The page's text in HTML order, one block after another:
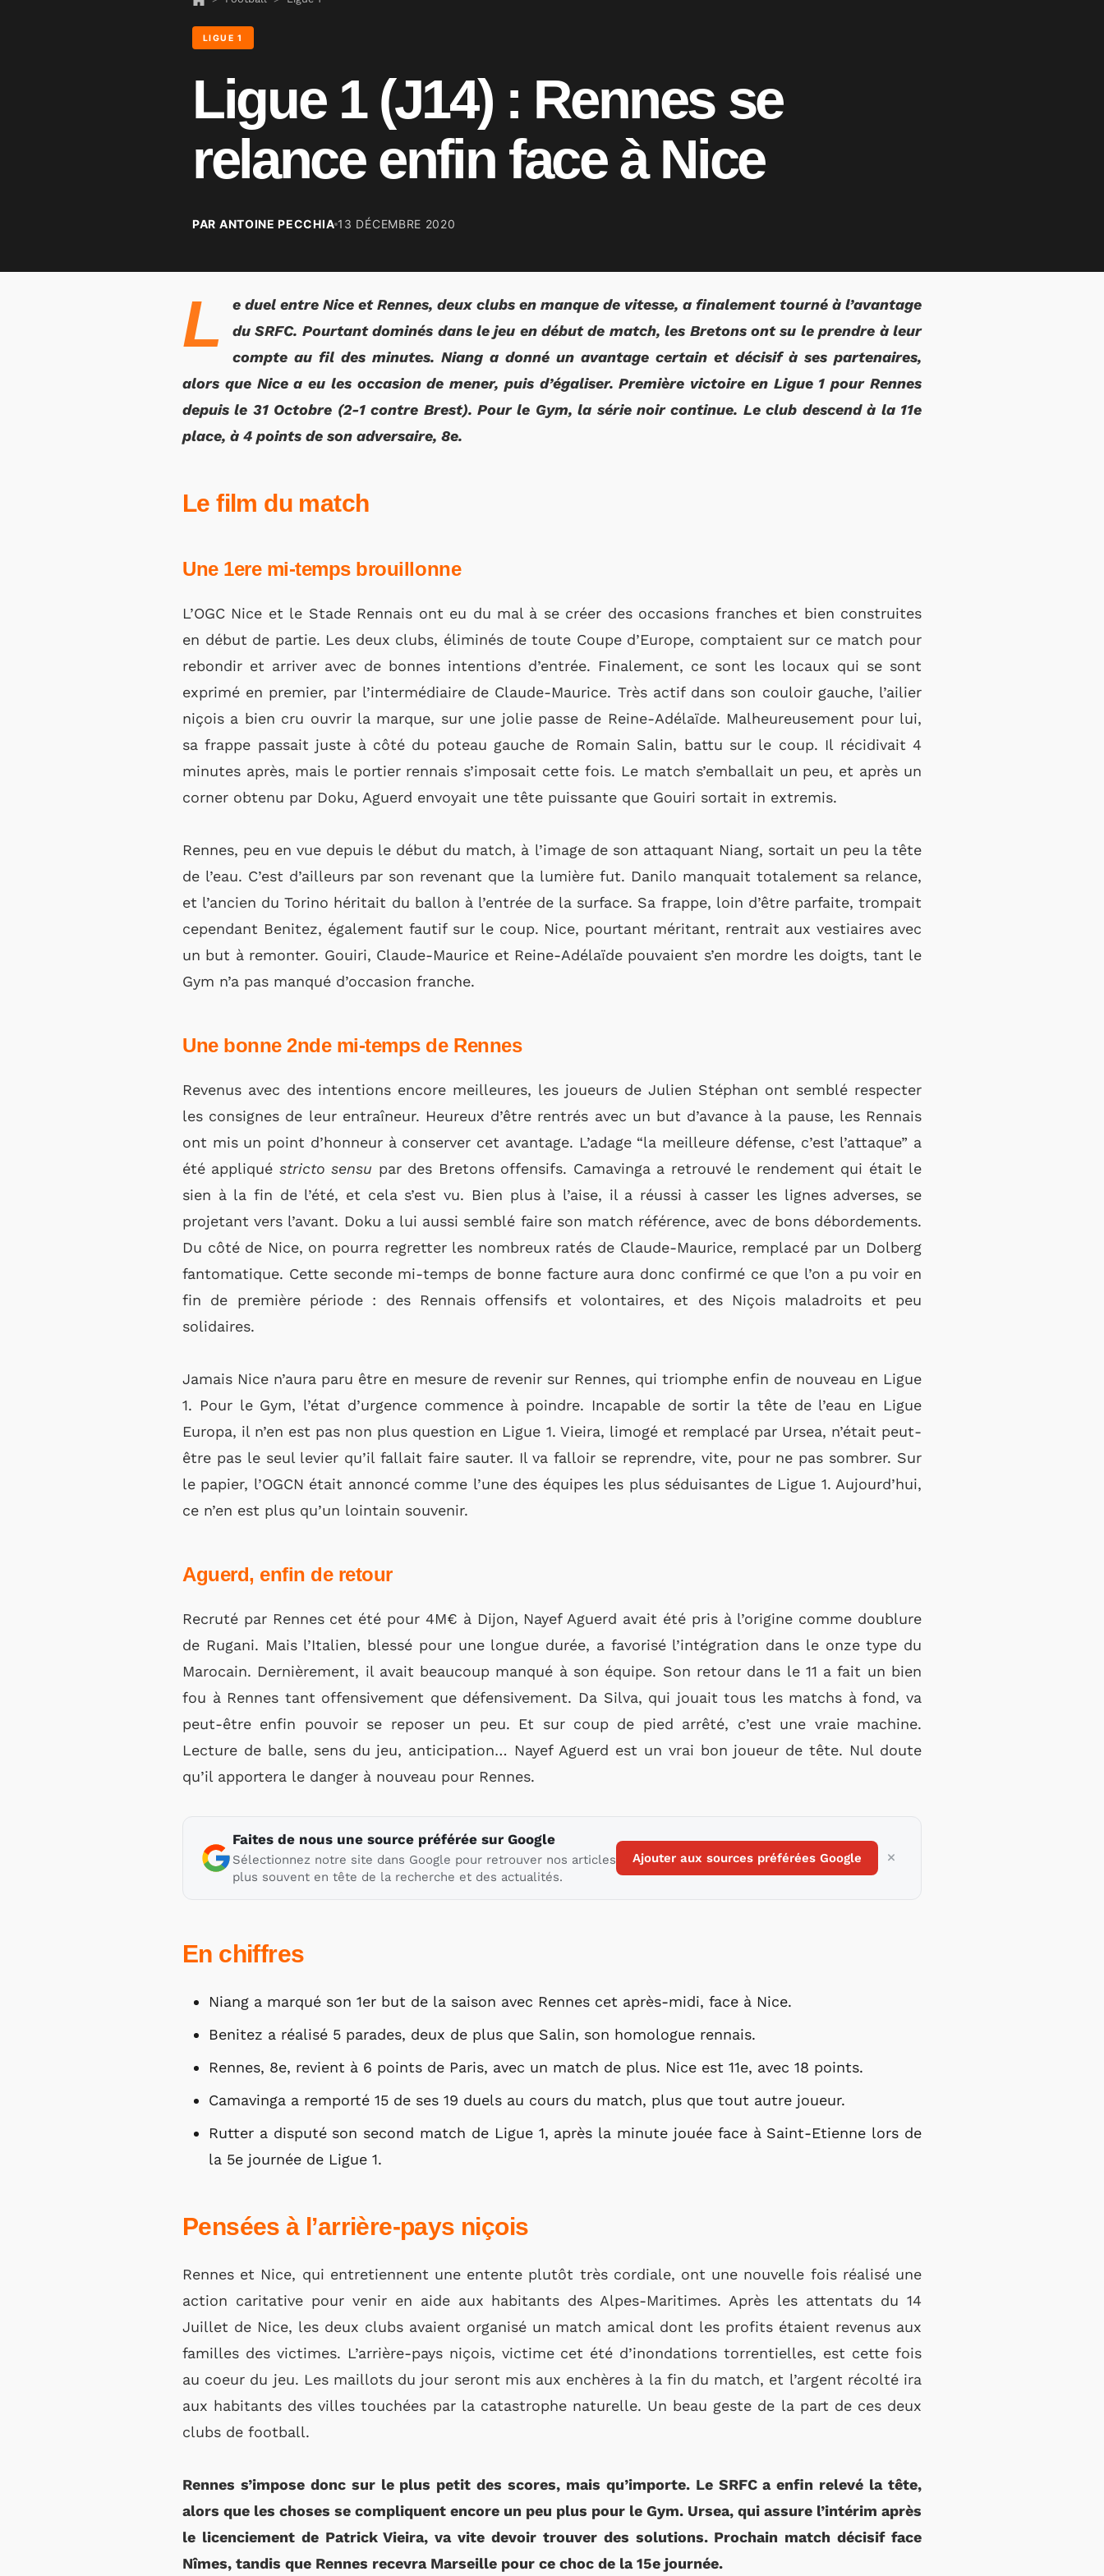
LIGUE 1
Ligue 1 (J14) : Rennes se
relance enfin face à Nice
PAR ANTOINE PECCHIA 13 DÉCEMBRE 2020
L
e duel entre Nice et Rennes, deux clubs en manque de vitesse, a finalement tourné à l’avantage
du SRFC. Pourtant dominés dans le jeu en début de match, les Bretons ont su le prendre à leur
compte au fil des minutes. Niang a donné un avantage certain et décisif à ses partenaires,
alors que Nice a eu les occasion de mener, puis d’égaliser. Première victoire en Ligue 1 pour Rennes
depuis le 31 Octobre (2-1 contre Brest). Pour le Gym, la série noir continue. Le club descend à la 11e
place, à 4 points de son adversaire, 8e.
Le film du match
Une 1ere mi-temps brouillonne
L’OGC Nice et le Stade Rennais ont eu du mal à se créer des occasions franches et bien construites
en début de partie. Les deux clubs, éliminés de toute Coupe d’Europe, comptaient sur ce match pour
rebondir et arriver avec de bonnes intentions d’entrée. Finalement, ce sont les locaux qui se sont
exprimé en premier, par l’intermédiaire de Claude-Maurice. Très actif dans son couloir gauche, l’ailier
niçois a bien cru ouvrir la marque, sur une jolie passe de Reine-Adélaïde. Malheureusement pour lui,
sa frappe passait juste à côté du poteau gauche de Romain Salin, battu sur le coup. Il récidivait 4
minutes après, mais le portier rennais s’imposait cette fois. Le match s’emballait un peu, et après un
corner obtenu par Doku, Aguerd envoyait une tête puissante que Gouiri sortait in extremis.
Rennes, peu en vue depuis le début du match, à l’image de son attaquant Niang, sortait un peu la tête
de l’eau. C’est d’ailleurs par son revenant que la lumière fut. Danilo manquait totalement sa relance,
et l’ancien du Torino héritait du ballon à l’entrée de la surface. Sa frappe, loin d’être parfaite, trompait
cependant Benitez, également fautif sur le coup. Nice, pourtant méritant, rentrait aux vestiaires avec
un but à remonter. Gouiri, Claude-Maurice et Reine-Adélaïde pouvaient s’en mordre les doigts, tant le
Gym n’a pas manqué d’occasion franche.
Une bonne 2nde mi-temps de Rennes
Revenus avec des intentions encore meilleures, les joueurs de Julien Stéphan ont semblé respecter
les consignes de leur entraîneur. Heureux d’être rentrés avec un but d’avance à la pause, les Rennais
ont mis un point d’honneur à conserver cet avantage. L’adage “la meilleure défense, c’est l’attaque” a
été appliqué stricto sensu par des Bretons offensifs. Camavinga a retrouvé le rendement qui était le
sien à la fin de l’été, et cela s’est vu. Bien plus à l’aise, il a réussi à casser les lignes adverses, se
projetant vers l’avant. Doku a lui aussi semblé faire son match référence, avec de bons débordements.
Du côté de Nice, on pourra regretter les nombreux ratés de Claude-Maurice, remplacé par un Dolberg
fantomatique. Cette seconde mi-temps de bonne facture aura donc confirmé ce que l’on a pu voir en
fin de première période : des Rennais offensifs et volontaires, et des Niçois maladroits et peu
solidaires.
Jamais Nice n’aura paru être en mesure de revenir sur Rennes, qui triomphe enfin de nouveau en Ligue
1. Pour le Gym, l’état d’urgence commence à poindre. Incapable de sortir la tête de l’eau en Ligue
Europa, il n’en est pas non plus question en Ligue 1. Vieira, limogé et remplacé par Ursea, n’était peut-
être pas le seul levier qu’il fallait faire sauter. Il va falloir se reprendre, vite, pour ne pas sombrer. Sur
le papier, l’OGCN était annoncé comme l’une des équipes les plus séduisantes de Ligue 1. Aujourd’hui,
ce n’en est plus qu’un lointain souvenir.
Aguerd, enfin de retour
Recruté par Rennes cet été pour 4M€ à Dijon, Nayef Aguerd avait été pris à l’origine comme doublure
de Rugani. Mais l’Italien, blessé pour une longue durée, a favorisé l’intégration dans le onze type du
Marocain. Dernièrement, il avait beaucoup manqué à son équipe. Son retour dans le 11 a fait un bien
fou à Rennes tant offensivement que défensivement. Da Silva, qui jouait tous les matchs à fond, va
peut-être enfin pouvoir se reposer un peu. Et sur coup de pied arrêté, c’est une vraie machine.
Lecture de balle, sens du jeu, anticipation… Nayef Aguerd est un vrai bon joueur de tête. Nul doute
qu’il apportera le danger à nouveau pour Rennes.
Faites de nous une source préférée sur Google
Sélectionnez notre site dans Google pour retrouver nos articles
plus souvent en tête de la recherche et des actualités.
Ajouter aux sources préférées Google
En chiffres
Niang a marqué son 1er but de la saison avec Rennes cet après-midi, face à Nice.
Benitez a réalisé 5 parades, deux de plus que Salin, son homologue rennais.
Rennes, 8e, revient à 6 points de Paris, avec un match de plus. Nice est 11e, avec 18 points.
Camavinga a remporté 15 de ses 19 duels au cours du match, plus que tout autre joueur.
Rutter a disputé son second match de Ligue 1, après la minute jouée face à Saint-Etienne lors de
la 5e journée de Ligue 1.
Pensées à l’arrière-pays niçois
Rennes et Nice, qui entretiennent une entente plutôt très cordiale, ont une nouvelle fois réalisé une
action caritative pour venir en aide aux habitants des Alpes-Maritimes. Après les attentats du 14
Juillet de Nice, les deux clubs avaient organisé un match amical dont les profits étaient revenus aux
familles des victimes. L’arrière-pays niçois, victime cet été d’inondations torrentielles, est cette fois
au coeur du jeu. Les maillots du jour seront mis aux enchères à la fin du match, et l’argent récolté ira
aux habitants des villes touchées par la catastrophe naturelle. Un beau geste de la part de ces deux
clubs de football.
Rennes s’impose donc sur le plus petit des scores, mais qu’importe. Le SRFC a enfin relevé la tête,
alors que les choses se compliquent encore un peu plus pour le Gym. Ursea, qui assure l’intérim après
le licenciement de Patrick Vieira, va vite devoir trouver des solutions. Prochain match décisif face
Nîmes, tandis que Rennes recevra Marseille pour ce choc de la 15e journée.